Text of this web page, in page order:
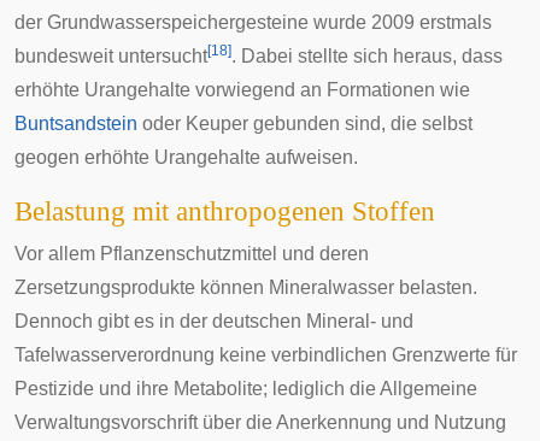
der Grundwasserspeichergesteine wurde 2009 erstmals
bundesweit untersucht[18]. Dabei stellte sich heraus, dass
erhöhte Urangehalte vorwiegend an Formationen wie
Buntsandstein oder Keuper gebunden sind, die selbst
geogen erhöhte Urangehalte aufweisen.
Belastung mit anthropogenen Stoffen
Vor allem Pflanzenschutzmittel und deren
Zersetzungsprodukte können Mineralwasser belasten.
Dennoch gibt es in der deutschen Mineral- und
Tafelwasserverordnung keine verbindlichen Grenzwerte für
Pestizide und ihre Metabolite; lediglich die Allgemeine
Verwaltungsvorschrift über die Anerkennung und Nutzung